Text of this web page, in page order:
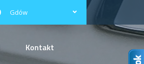
Gdów
Kontakt